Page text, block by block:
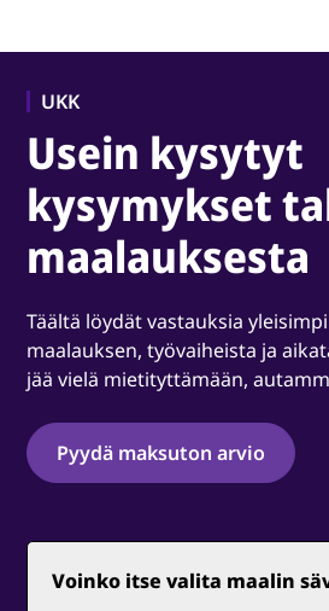
UKK
Usein kysytyt
kysymykset
maalauksesta
Täältä löydät vastauksia
maalauksen, työvaiheista ja
jää vielä mietityttämään,
Pyydä maksuton arvio
Voinko itse valita maalin